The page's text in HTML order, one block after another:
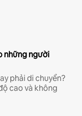
những người
phải di chuyển?
cao và không